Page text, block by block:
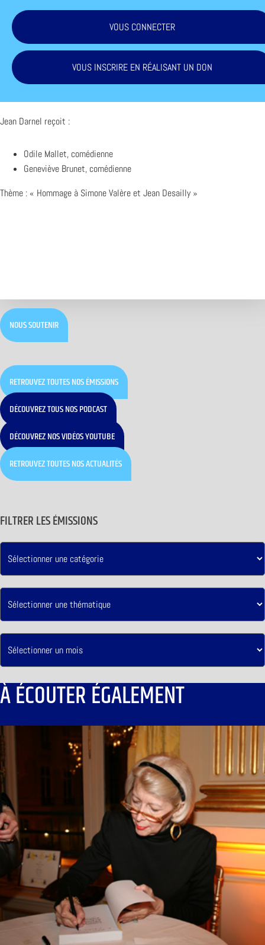
VOUS CONNECTER
VOUS INSCRIRE EN RÉALISANT UN DON
Jean Darnel reçoit :
Odile Mallet, comédienne
Geneviève Brunet, comédienne
Thème : « Hommage à Simone Valère et Jean Desailly »
NOUS SOUTENIR
RETROUVEZ TOUTES NOS ÉMISSIONS
DÉCOUVREZ TOUS NOS PODCAST
DÉCOUVREZ NOS VIDÉOS YOUTUBE
RETROUVEZ TOUTES NOS ACTUALITÉS
FILTRER LES ÉMISSIONS
À ÉCOUTER ÉGALEMENT